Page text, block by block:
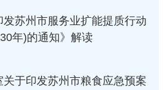
发苏州市服务业扩能提质行动
年)的通知》解读
关于印发苏州市粮食应急预案